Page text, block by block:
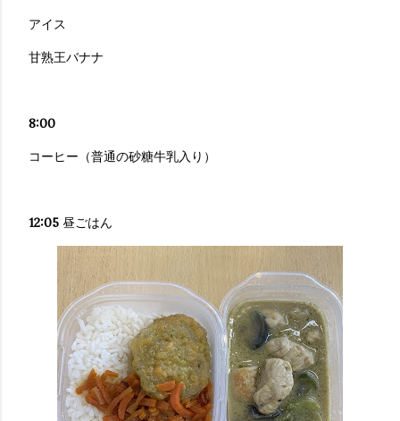
アイス
甘熟王バナナ
8:00
コーヒー（普通の砂糖牛乳入り）
12:05 昼ごはん